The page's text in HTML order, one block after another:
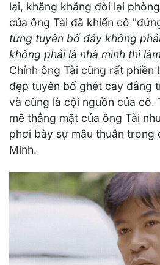
lại, khăng khăng đòi lại
của ông Tài đã khiến cô
từng tuyên bố đây không
không phải là nhà mình thì
Chính ông Tài cũng rất phiền
đẹp tuyên bố ghét cay đắng
và cũng là cội nguồn của cô.
mẽ thẳng mặt của ông Tài
phơi bày sự mâu thuẫn trong
Minh.